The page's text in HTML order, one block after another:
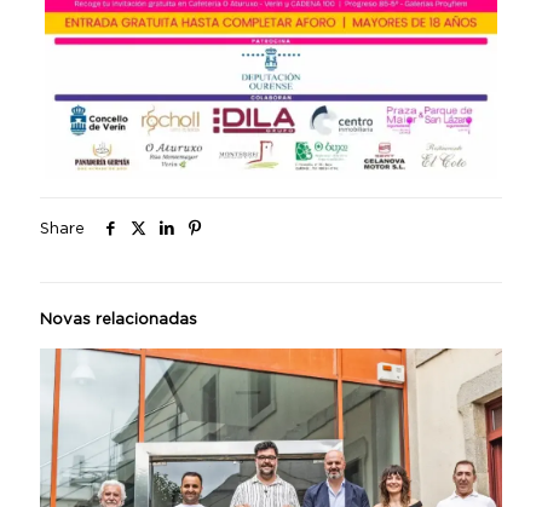
Share
Novas relacionadas